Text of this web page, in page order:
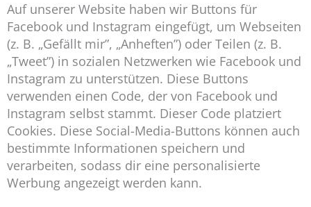
Auf unserer Website haben wir Buttons für
Facebook und Instagram eingefügt, um Webseiten
(z. B. „Gefällt mir”, „Anheften”) oder Teilen (z. B.
„Tweet”) in sozialen Netzwerken wie Facebook und
Instagram zu unterstützen. Diese Buttons
verwenden einen Code, der von Facebook und
Instagram selbst stammt. Dieser Code platziert
Cookies. Diese Social-Media-Buttons können auch
bestimmte Informationen speichern und
verarbeiten, sodass dir eine personalisierte
Werbung angezeigt werden kann.